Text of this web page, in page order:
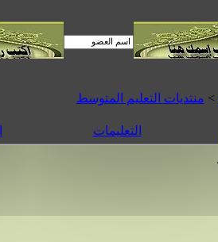
> منتديات التعليم المتوسط
التعليمات